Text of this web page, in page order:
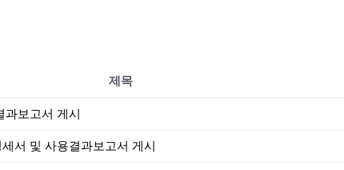
제목
과보고서 게시
서 및 사용결과보고서 게시